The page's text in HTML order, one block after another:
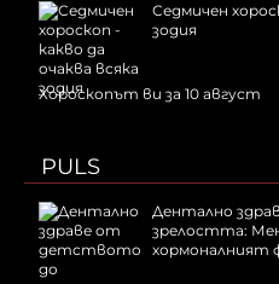
Седмичен
зодия
Хороскопът ви за 10 август
PULS
Дентално
зрелостта:
хормоналният